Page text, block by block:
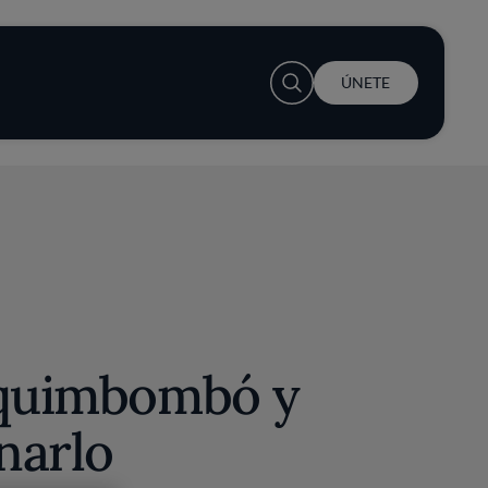
User account menu
ÚNETE
y